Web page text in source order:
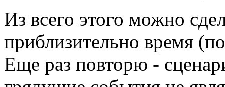
Из всего этого можно
приблизительно время
Еще раз повторю -